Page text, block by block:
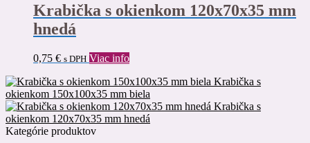
Krabička s okienkom 120x70x35 mm
hnedá
0,75 € s DPH Viac info
Krabička s
okienkom 150x100x35 mm biela
Krabička s
okienkom 120x70x35 mm hnedá
Kategórie produktov